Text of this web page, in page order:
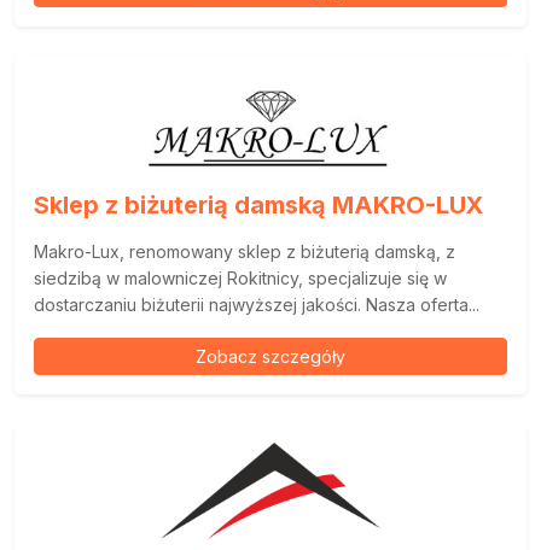
Sklep z biżuterią damską MAKRO-LUX
Makro-Lux, renomowany sklep z biżuterią damską, z
siedzibą w malowniczej Rokitnicy, specjalizuje się w
dostarczaniu biżuterii najwyższej jakości. Nasza oferta...
Zobacz szczegóły